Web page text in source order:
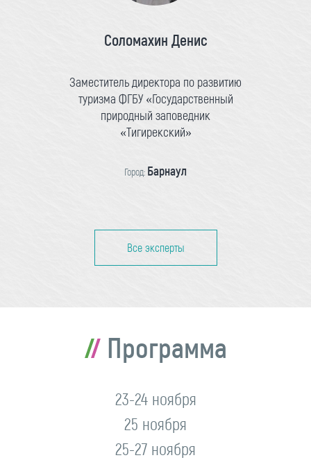
Соломахин Денис
Заместитель директора по развитию
туризма ФГБУ «Государственный
природный заповедник
«Тигирекский»
Город: Барнаул
Все эксперты
Программа
23-24 ноября
25 ноября
25-27 ноября